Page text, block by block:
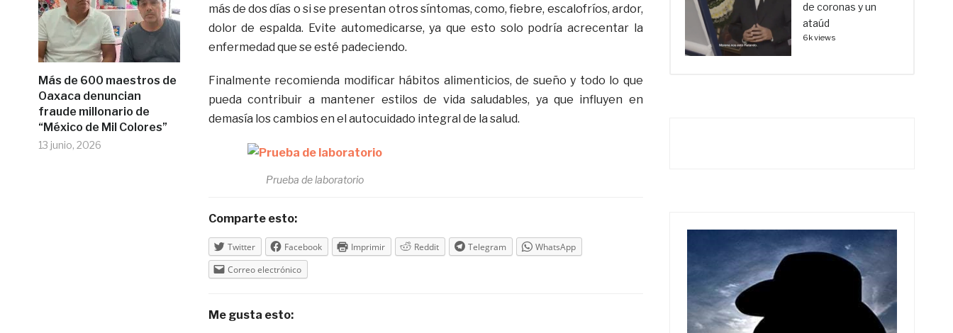
Más de 600 maestros de
Oaxaca denuncian
fraude millonario de
“México de Mil Colores”
13 junio, 2026
más de dos días o si se presentan otros síntomas, como, fiebre, escalofríos, ardor,
dolor de espalda. Evite automedicarse, ya que esto solo podría acrecentar la
enfermedad que se esté padeciendo.
Finalmente recomienda modificar hábitos alimenticios, de sueño y todo lo que
pueda contribuir a mantener estilos de vida saludables, ya que influyen en
demasía los cambios en el autocuidado integral de la salud.
Prueba de laboratorio
Comparte esto:
Twitter Facebook Imprimir Reddit Telegram
WhatsApp
Correo electrónico
Me gusta esto:
de coronas y un
ataúd
6k views